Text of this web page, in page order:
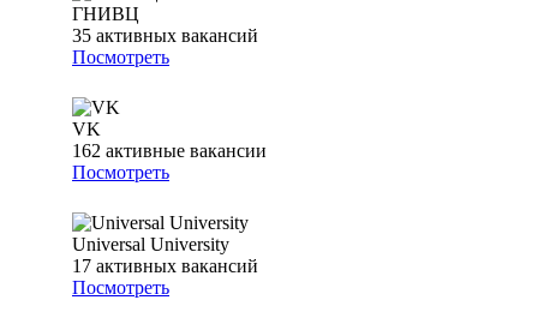
ГНИВЦ
35 активных вакансий
Посмотреть
VK
162 активные вакансии
Посмотреть
Universal University
17 активных вакансий
Посмотреть